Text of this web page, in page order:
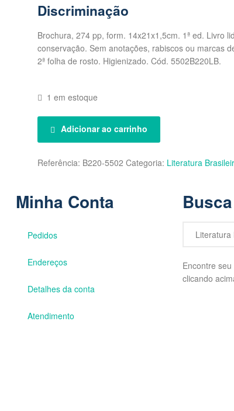
Discriminação
Brochura, 274 pp, form. 14x21x1,5cm. 1ª ed. Livro
conservação. Sem anotações, rabiscos ou marcas
2ª folha de rosto. Higienizado. Cód. 5502B220LB.
1 em estoque
Adicionar ao carrinho
Referência: B220-5502 Categoria: Literatura
Minha Conta
Pedidos
Endereços
Detalhes da conta
Atendimento
Encontre
clicando